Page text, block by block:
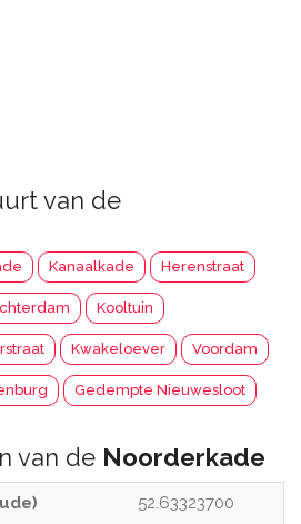
van de
Kanaalkade Herenstraat
Kooltuin
Kwakeloever Voordam
Gedempte Nieuwesloot
van de Noorderkade
52.63323700